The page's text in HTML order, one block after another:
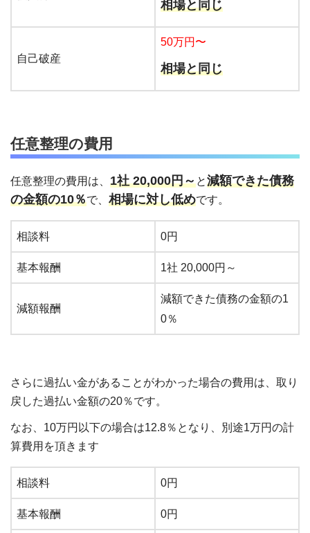
相場と同じ
自己破産
50万円〜
相場と同じ
任意整理の費用
任意整理の費用は、 1社 20,000円～と減額できた債務
の金額の10％で、 相場に対し低めです。
相談料 0円
基本報酬 1社 20,000円～
減額報酬
減額できた債務の金額の1
0％
さらに過払い金があることがわかった場合の費用は、取り
戻した過払い金額の20％です。
なお、10万円以下の場合は12.8％となり、別途1万円の計
算費用を頂きます
相談料 0円
基本報酬 0円